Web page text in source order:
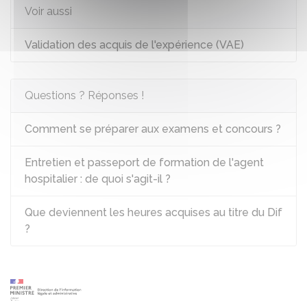
Voir aussi
Validation des acquis de l'expérience (VAE)
Questions ? Réponses !
Comment se préparer aux examens et concours ?
Entretien et passeport de formation de l'agent
hospitalier : de quoi s'agit-il ?
Que deviennent les heures acquises au titre du Dif
?